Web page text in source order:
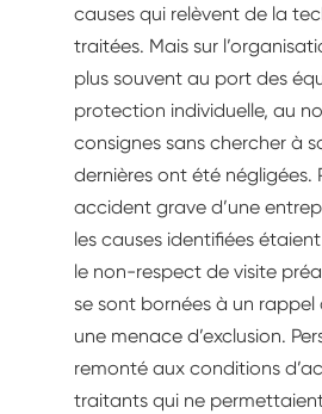
causes qui relèvent de la
traitées. Mais sur
plus souvent au port des
protection individuelle, au
consignes sans chercher à
dernières ont été négligées.
accident grave d’une
les causes identifiées
le non-respect de visite
se sont bornées à un
une menace d’exclusion.
remonté aux conditions
traitants qui ne